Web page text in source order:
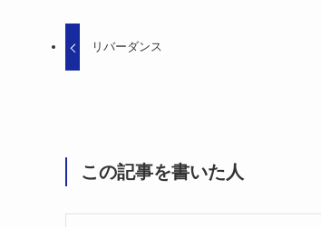
リバーダンス
この記事を書いた人